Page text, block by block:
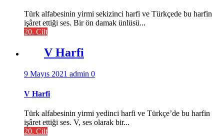
Türk alfabesinin yirmi sekizinci harfi ve Türkçede bu harfin
işâret ettiği ses. Bir ön damak ünlüsü...
20. Cilt
V Harfi
9 Mayıs 2021 admin 0
V Harfi
Türk alfabesinin yirmi yedinci harfi ve Türkçe’de bu harfin
işâret ettiği ses. V, ses olarak bir...
20. Cilt